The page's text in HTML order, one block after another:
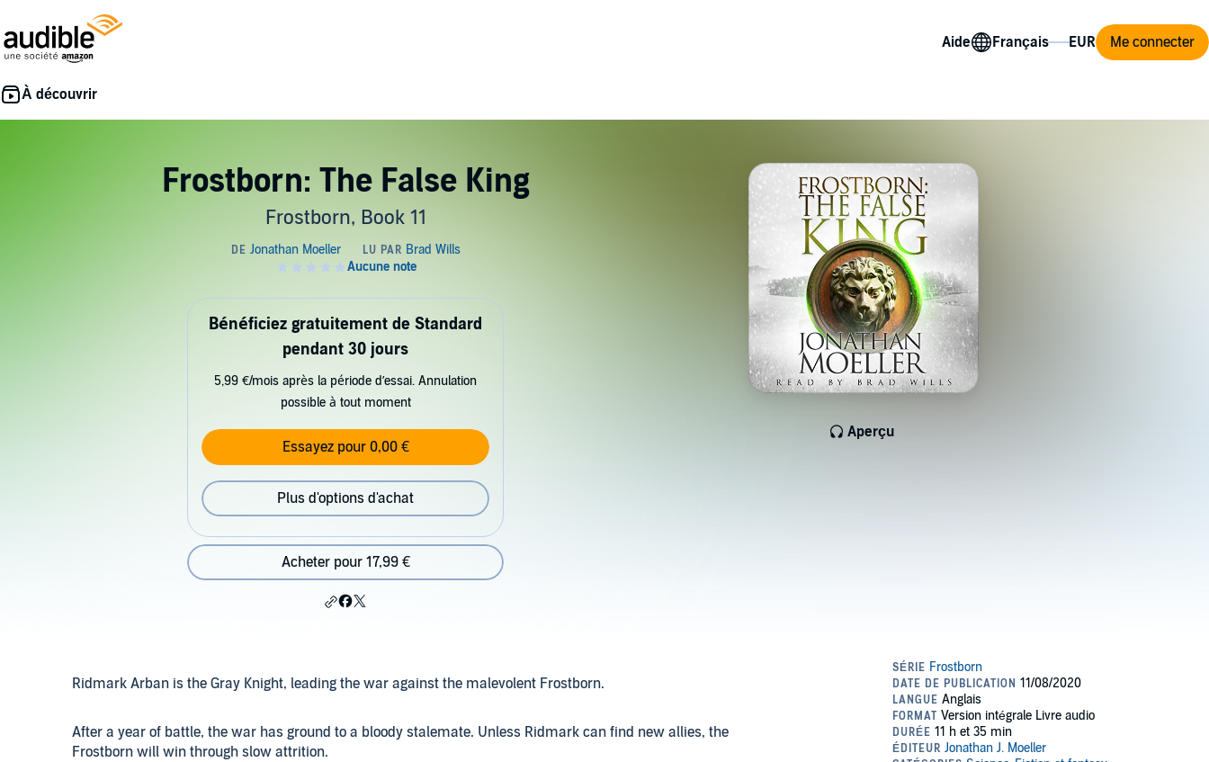
Aide Me connecter
Frostborn: The False King
Frostborn, Book 11
Aperçu
Bénéficiez gratuitement de Standard
pendant 30 jours
5,99 €/mois après la période d’essai. Annulation
possible à tout moment
Essayez pour 0,00 €
Plus d'options d'achat
Acheter pour 17,99 €
Ridmark Arban is the Gray Knight, leading the war against the malevolent Frostborn.
After a year of battle, the war has ground to a bloody stalemate. Unless Ridmark can find new allies, the
Frostborn will win through slow attrition.